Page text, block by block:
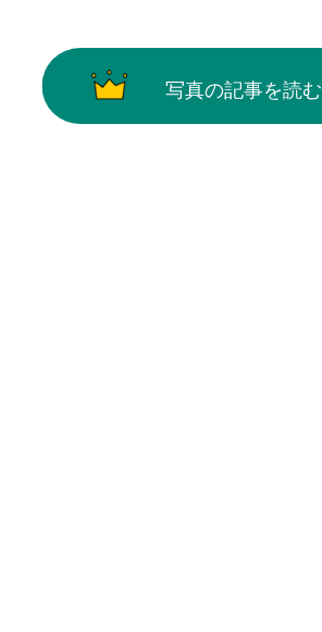
写真の記事を読む